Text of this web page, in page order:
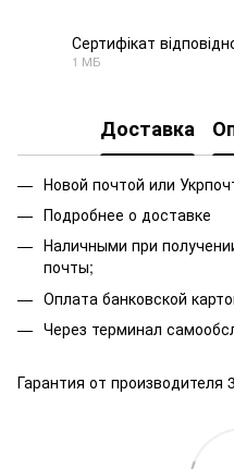
Сертифікат
1 МБ
Доставка
Новой почтой или
Подробнее о доставке
Наличными при
почты;
Оплата банковской
Через терминал
Гарантия от производителя